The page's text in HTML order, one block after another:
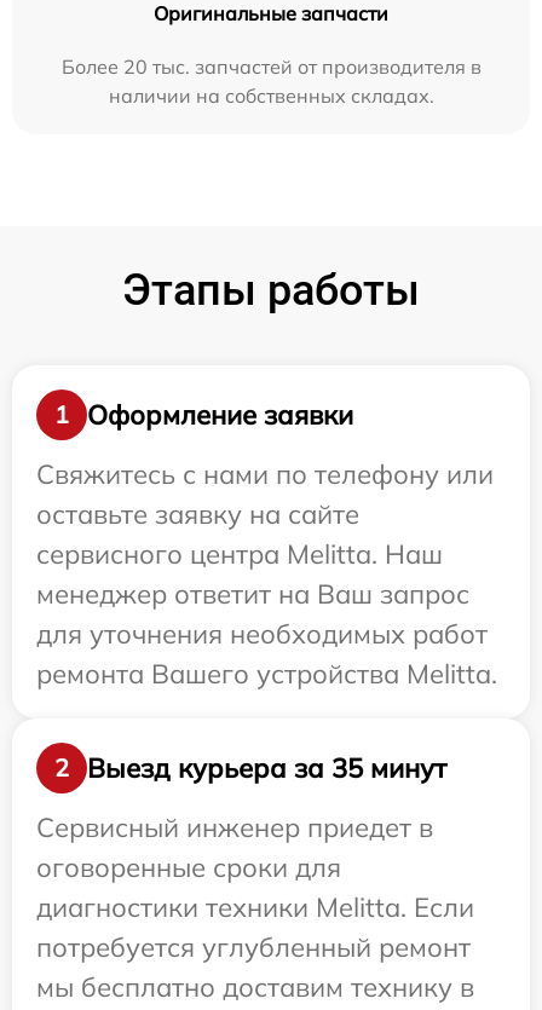
Оригинальные запчасти
Более 20 тыс. запчастей от производителя в
наличии на собственных складах.
Этапы работы
1
Оформление заявки
Свяжитесь с нами по телефону или
оставьте заявку на сайте
сервисного центра Melitta. Наш
менеджер ответит на Ваш запрос
для уточнения необходимых работ
ремонта Вашего устройства Melitta.
2
Выезд курьера за 35 минут
Сервисный инженер приедет в
оговоренные сроки для
диагностики техники Melitta. Если
потребуется углубленный ремонт
мы бесплатно доставим технику в